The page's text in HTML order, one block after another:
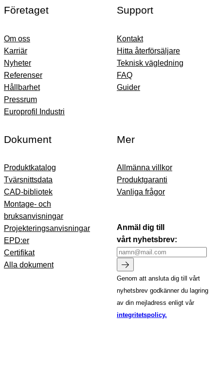
Företaget
Om oss
Karriär
Nyheter
Referenser
Hållbarhet
Pressrum
Europrofil Industri
Support
Kontakt
Hitta återförsäljare
Teknisk vägledning
FAQ
Guider
Dokument
Produktkatalog
Tvärsnittsdata
CAD-bibliotek
Montage- och
bruksanvisningar
Projekteringsanvisningar
EPD:er
Certifikat
Alla dokument
Mer
Allmänna villkor
Produktgaranti
Vanliga frågor
Anmäl dig till
vårt nyhetsbrev:
Genom att ansluta dig till vårt
nyhetsbrev godkänner du lagring
av din mejladress enligt vår
integritetspolicy.